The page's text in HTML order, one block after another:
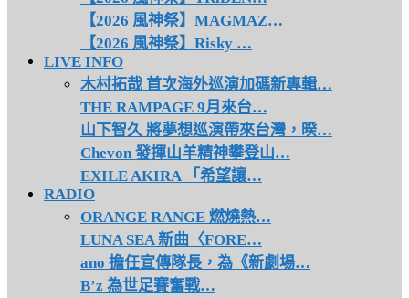
【2026 風神祭】MAGMAZ…
【2026 風神祭】Risky …
LIVE INFO
木村拓哉 首次海外巡演加碼新專輯…
THE RAMPAGE 9月來台…
山下智久 將夢想巡演帶來台灣，暌…
Chevon 發揮山羊精神攀登山…
EXILE AKIRA 「希望讓…
RADIO
ORANGE RANGE 燃燒熱…
LUNA SEA 新曲〈FORE…
ano 擔任宣傳隊長，為《新劇場…
B’z 為世足賽奮戰…